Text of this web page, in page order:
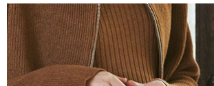
流程，驗證手機門號後，選擇欲分期的期數、繳款截
成交易。
3.實際核准額度、可分期數及費用金額請依後續交易確
4.訂單成立30分鐘內，如未前往確認交易或遇審核未
消。如遇「轉專審核」未通過狀況，表示未達大哥付
法說明評估內容。
【繳款方式說明】
【關於「AFTEE先享後付」】
AFTEE先享後付是「在收到商品之後才付款」的支付
便利好安心！
１．簡單：不需註冊會員、不需綁卡、不需儲值。
２．便利：只要手機號碼，簡訊認證，即可結帳。
３．安心：先確認商品／服務後，再付款。
ATM付款
運送方式
全家取貨付款